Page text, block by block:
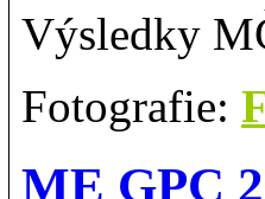
Výsledky
Fotografie:
ME GPC